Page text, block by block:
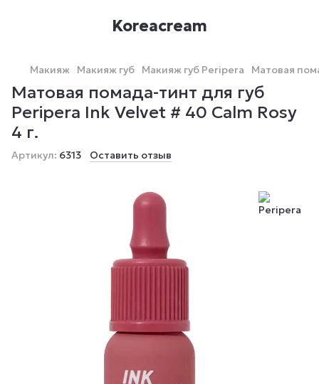
Koreacream
Макияж Макияж губ Макияж губ Peripera Матовая
Матовая помада-тинт для губ
Peripera Ink Velvet # 40 Calm Rosy
4 г.
Артикул: 6313 Оставить отзыв